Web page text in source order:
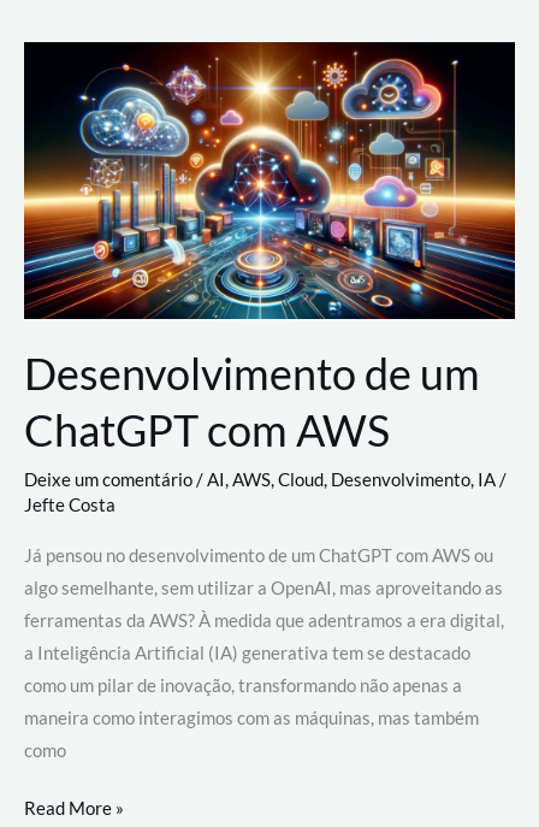
Nuvem:
Google
Cloud,
AWS
e
Azure
Desenvolvimento de um
ChatGPT com AWS
Deixe um comentário/AI,AWS,Cloud, Desenvolvimento, IA/
Jefte Costa
Já pensou no desenvolvimento de um ChatGPT com AWS ou
algo semelhante, sem utilizar a OpenAI, mas aproveitando as
ferramentas da AWS? À medida que adentramos a era digital,
a Inteligência Artificial (IA) generativa tem se destacado
como um pilar de inovação, transformando não apenas a
maneira como interagimos com as máquinas, mas também
como
Desenvolvimento
Read More »